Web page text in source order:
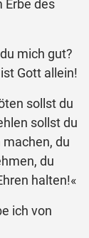
Erbe des
mich gut?
Gott allein!
sollst du
sollst du
du
du
halten!«
ich von